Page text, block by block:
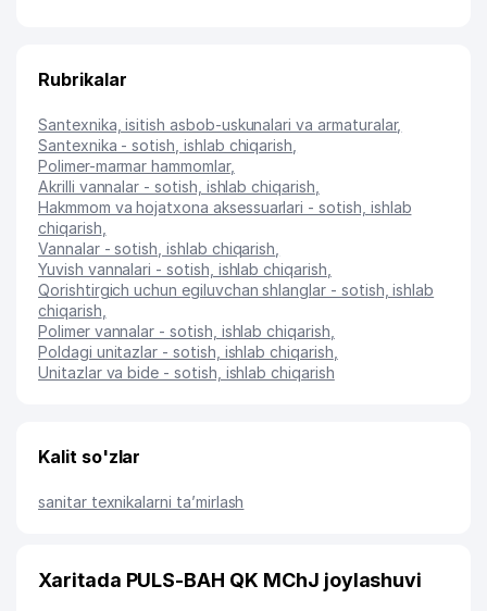
Rubrikalar
Santexnika, isitish asbob-uskunalari va armaturalar,
Santexnika - sotish, ishlab chiqarish
Polimer-marmar hammomlar,
Akrilli vannalar - sotish, ishlab chiqarish
Hakmmom va hojatxona aksessuarlari - sotish, ishlab
chiqarish
Vannalar - sotish, ishlab chiqarish
Yuvish vannalari - sotish, ishlab chiqarish
Qorishtirgich uchun egiluvchan shlanglar - sotish, ishlab
chiqarish
Polimer vannalar - sotish, ishlab chiqarish
Poldagi unitazlar - sotish, ishlab chiqarish
Unitazlar va bide - sotish, ishlab chiqarish
Kalit so'zlar
sanitar texnikalarni ta’mirlash
Xaritada PULS-BAH QK MChJ joylashuvi